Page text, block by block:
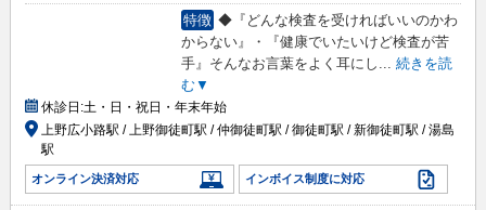
特徴 ◆『どんな検査を受ければいいのかわ
からない』・『健康でいたいけど検査が苦
手』そんなお言葉をよく耳にし
続きを読
む▼
休診日:土・日・祝日・年末年始
上野広小路駅 / 上野御徒町駅 / 仲御徒町駅 / 御徒町駅 / 新御徒町駅 / 湯島
駅
オンライン決済対応 インボイス制度に対応